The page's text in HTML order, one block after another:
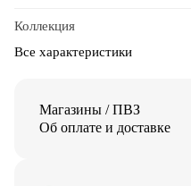
Коллекция
Все характеристики
Магазины / ПВЗ
Об оплате и доставке